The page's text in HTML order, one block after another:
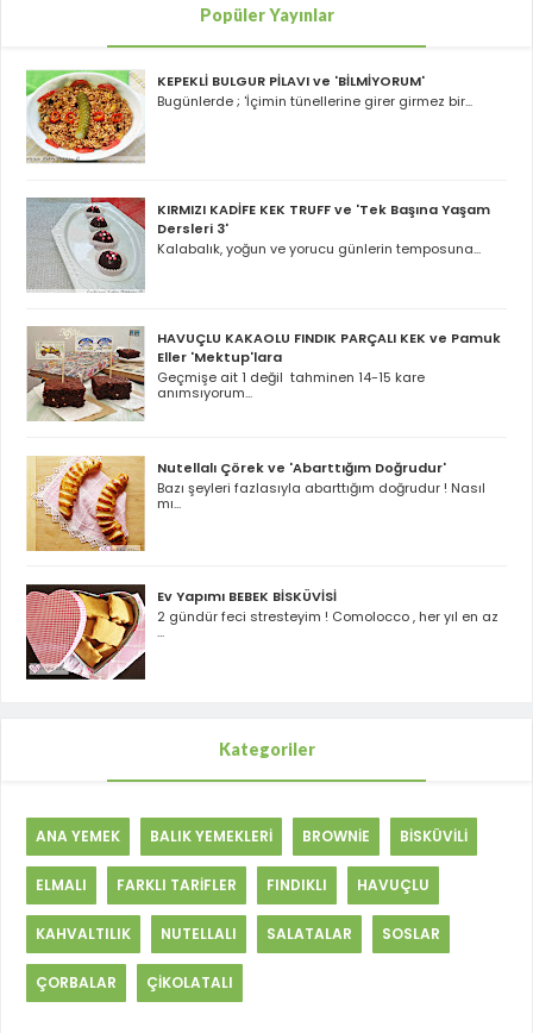
Popüler Yayınlar
KEPEKLİ BULGUR PİLAVI ve 'BİLMİYORUM'
Bugünlerde ; 'İçimin tünellerine girer girmez bir...
KIRMIZI KADİFE KEK TRUFF ve 'Tek Başına Yaşam
Dersleri 3'
Kalabalık, yoğun ve yorucu günlerin temposuna...
HAVUÇLU KAKAOLU FINDIK PARÇALI KEK ve Pamuk
Eller 'Mektup'lara
Geçmişe ait 1 değil tahminen 14-15 kare
anımsıyorum...
Nutellalı Çörek ve 'Abarttığım Doğrudur'
Bazı şeyleri fazlasıyla abarttığım doğrudur ! Nasıl
mı...
Ev Yapımı BEBEK BİSKÜVİSİ
2 gündür feci stresteyim ! Comolocco , her yıl en az
...
Kategoriler
ANA YEMEK BALIK YEMEKLERİ BROWNİE BİSKÜVİLİ
ELMALI FARKLI TARİFLER FINDIKLI HAVUÇLU
KAHVALTILIK NUTELLALI SALATALAR SOSLAR
ÇORBALAR ÇİKOLATALI